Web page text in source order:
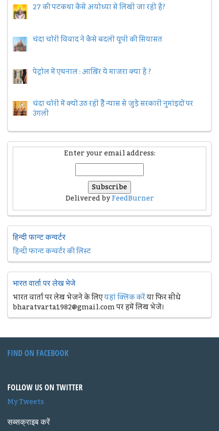
27 की पटकथा कैसे अयोध्या से लिखी जा रही है?
चंदा चोरी विवाद ने कैसे बदली यूपी की सियासत
पेट्रोल में एथनाल : आख़िर ये माजरा क्या है ?
चंदा चोरी में क्यों उठ रही हैैं न्यास से जुड़े सरकारी नुमांइदों पर
उंगली
Enter your email address:
Delivered byFeedBurner
हिन्दी फान्ट कन्वर्टर
हिन्दी फान्ट कन्वर्टर की लिस्ट
भारत वार्ता पर लेख भेजे
भारत वार्ता पर लेख भेजने के लिएयहां क्लिक करेंया फिर सीधे
bharatvarta1982@gmail.com पर हमें लिख भेजें।
FIND ON FACEBOOK
FOLLOW US ON TWITTER
My Tweets
सब्सक्राइब करें